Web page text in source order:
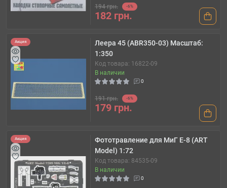
194 грн. -6%
182 грн.
Акция
Леера 45 (ABR350-03) Масштаб:
1:350
Код товара: 16822-09
В наличии
0
191 грн. -6%
179 грн.
Акция
Фототравление для МиГ Е-8 (ART
Model) 1:72
Код товара: 84535-09
В наличии
0